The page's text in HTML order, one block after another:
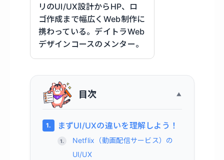
リのUI/UX設計からHP、ロ
ゴ作成まで幅広くWeb制作に
携わっている。デイトラWeb
デザインコースのメンター。
目次
まずUI/UXの違いを理解しよう！
Netflix（動画配信サービス）の
UI/UX